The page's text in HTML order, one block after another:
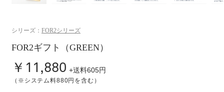
シリーズ： FOR2シリーズ
FOR2ギフト（GREEN）
￥11,880 +送料605円
（※システム料880円を含む）